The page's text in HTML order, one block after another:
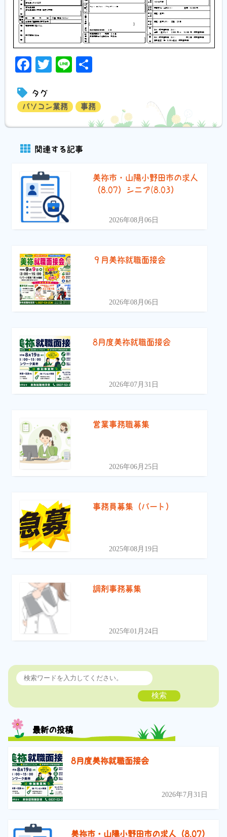
Facebook
Twitter
Line
タグ
パソコン業務 事務
関連する記事
美祢市・山陽小野田市の求人
（8.07）シニア(8.03）
2026年08月06日
９月美祢就職面接会
2026年08月06日
8月度美祢就職面接会
2026年07月31日
営業事務職募集
2026年06月25日
事務員募集（パート）
2025年08月19日
調剤事務募集
2025年01月24日
検索
最新の投稿
8月度美祢就職面接会
2026年7月31日
美祢市・山陽小野田市の求人（8.07）